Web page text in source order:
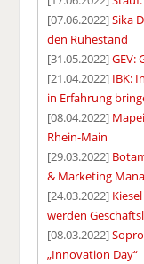
[07.06.2022]Sika
den Ruhestand
[31.05.2022]GEV:
[21.04.2022] IBK:
in Erfahrung
[08.04.2022]
Rhein-Main
[29.03.2022]
& Marketing
[24.03.2022]
werden
[08.03.2022]
„Innovation Day“